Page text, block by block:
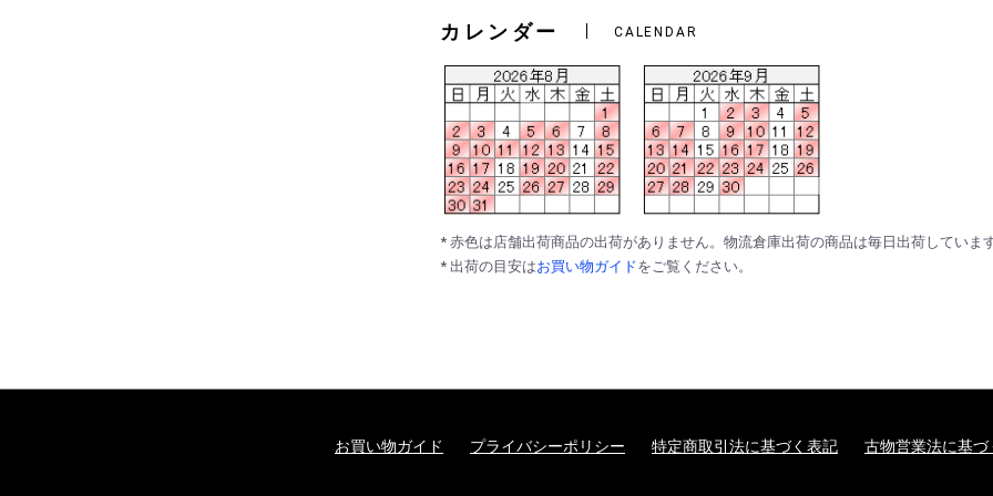
カレンダー CALENDAR
* 赤色は店舗出荷商品の出荷がありません。物流倉庫出荷の商品は毎日出荷しています
* 出荷の目安はお買い物ガイドをご覧ください。
お買い物ガイド プライバシーポリシー 特定商取引法に基づく表記 古物営業法に基づ